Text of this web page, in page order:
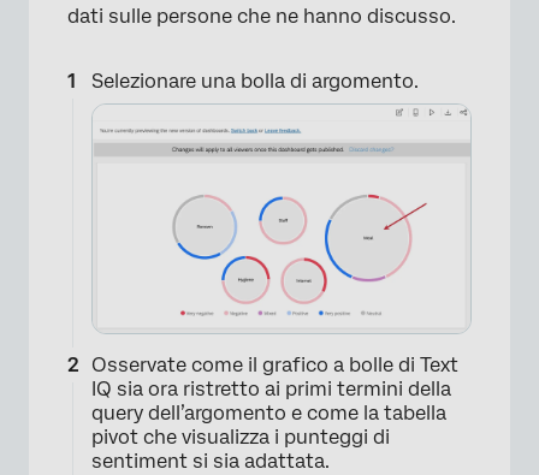
dati sulle persone che ne hanno discusso.
Selezionare una bolla di argomento.
Osservate come il grafico a bolle di Text
IQ sia ora ristretto ai primi termini della
query dell’argomento e come la tabella
pivot che visualizza i punteggi di
sentiment si sia adattata.